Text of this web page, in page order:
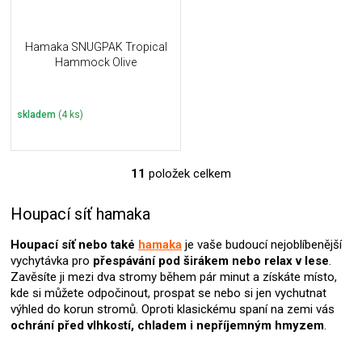
Hamaka SNUGPAK Tropical
Hammock Olive
skladem (4 ks)
O
d
a
c
í
p
r
v
11 položek celkem
Houpací síť hamaka
Houpací síť nebo také hamaka je vaše budoucí nejoblíbenější
vychytávka pro přespávání pod širákem nebo relax v lese.
Zavěsíte ji mezi dva stromy během pár minut a získáte místo,
kde si můžete odpočinout, prospat se nebo si jen vychutnat
výhled do korun stromů. Oproti klasickému spaní na zemi vás
ochrání před vlhkostí, chladem i nepříjemným hmyzem.